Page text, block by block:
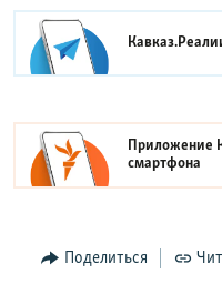
Приложение
смартфона
Поделиться